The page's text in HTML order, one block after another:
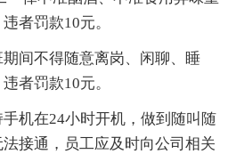
者罚款10元。
间不得随意离岗、闲聊、睡
者罚款10元。
机在24小时开机，做到随叫随
接通，员工应及时向公司相关